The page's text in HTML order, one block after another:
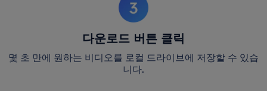
다운로드 버튼 클릭
몇 초 만에 원하는 비디오를 로컬 드라이브에 저장할 수 있습
니다.